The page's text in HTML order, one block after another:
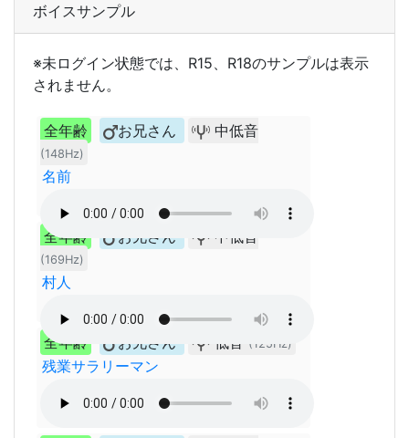
ボイスサンプル
※未ログイン状態では、R15、R18のサンプルは表示
されません。
全年齢 お兄さん 中低音
(148Hz)
名前
全年齢 お兄さん 中低音
(169Hz)
村人
全年齢 お兄さん 低音 (125Hz)
残業サラリーマン